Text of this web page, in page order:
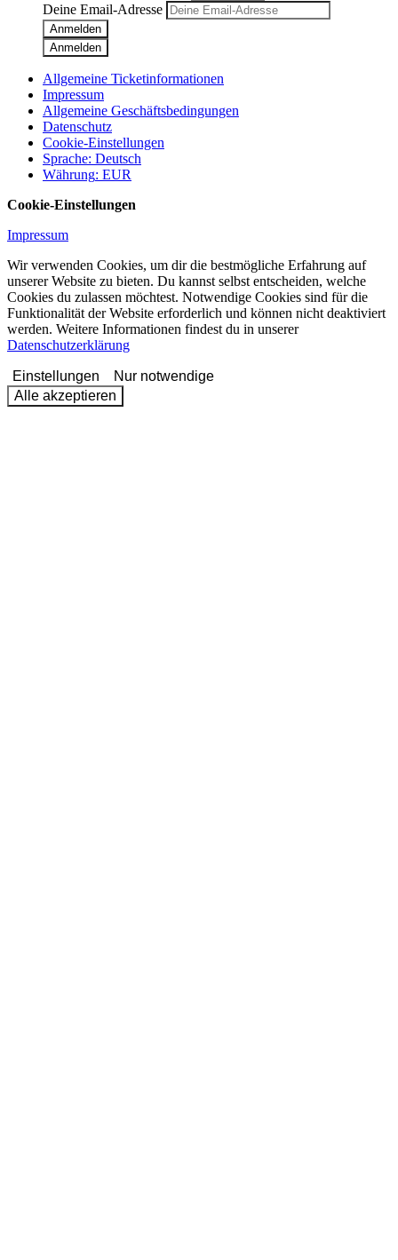
Deine Email-Adresse
Anmelden
Anmelden
Allgemeine Ticketinformationen
Impressum
Allgemeine Geschäftsbedingungen
Datenschutz
Cookie-Einstellungen
Sprache: Deutsch
Währung: EUR
Cookie-Einstellungen
Impressum
Wir verwenden Cookies, um dir die bestmögliche Erfahrung auf
unserer Website zu bieten. Du kannst selbst entscheiden, welche
Cookies du zulassen möchtest. Notwendige Cookies sind für die
Funktionalität der Website erforderlich und können nicht deaktiviert
werden. Weitere Informationen findest du in unserer
Datenschutzerklärung
Einstellungen
Nur notwendige
Alle akzeptieren